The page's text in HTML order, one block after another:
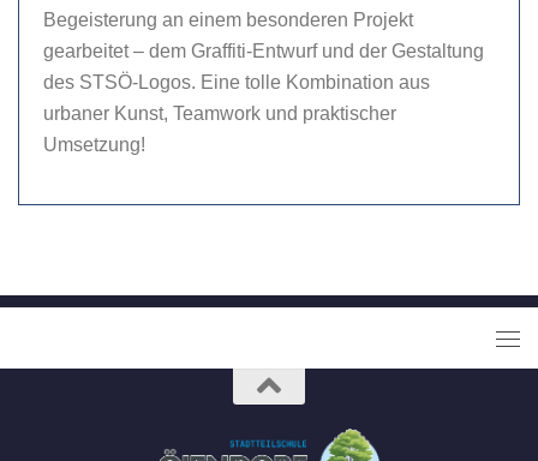
Begeisterung an einem besonderen Projekt
gearbeitet – dem Graffiti-Entwurf und der Gestaltung
des STSÖ-Logos. Eine tolle Kombination aus
urbaner Kunst, Teamwork und praktischer
Umsetzung!